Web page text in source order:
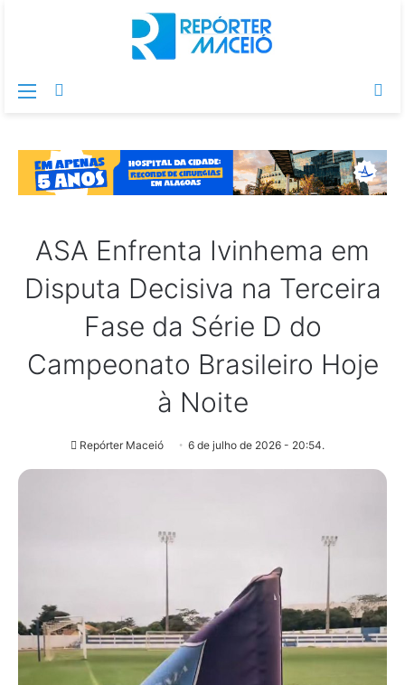
Menu
ASA Enfrenta Ivinhema em
Disputa Decisiva na Terceira
Fase da Série D do
Campeonato Brasileiro Hoje
à Noite
Repórter Maceió 6 de julho de 2026 - 20:54.